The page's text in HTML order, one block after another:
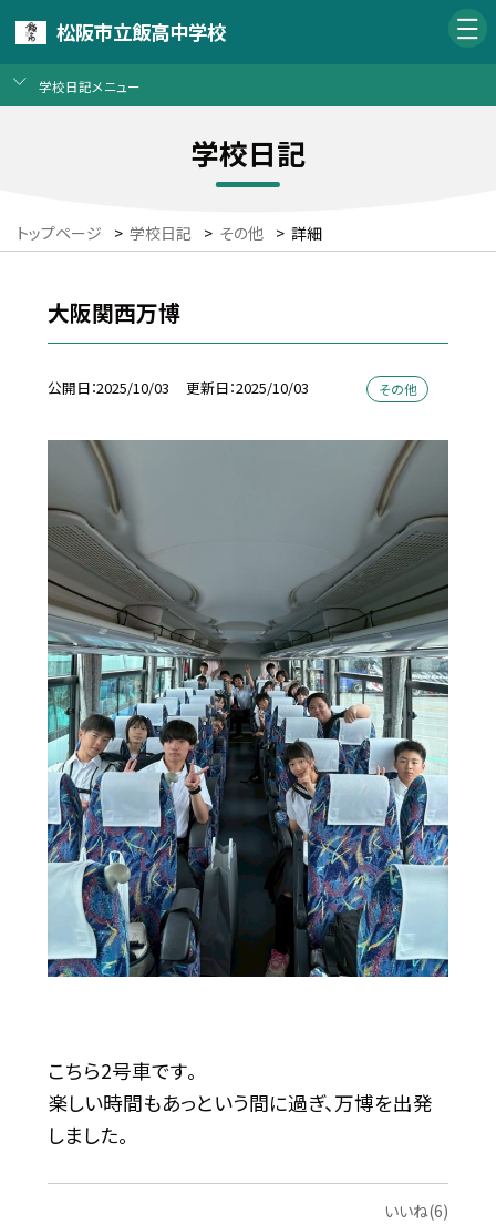
松阪市立飯高中学校
学校日記メニュー
学校日記
トップページ > 学校日記 > その他 > 詳細
大阪関西万博
公開日 2025/10/03 更新日 2025/10/03 その他
こちら2号車です。
楽しい時間もあっという間に過ぎ、万博を出発
しました。
いいね(6)